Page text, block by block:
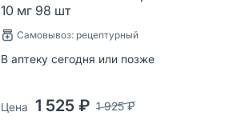
10 мг 98 шт
Самовывоз: рецептурный
В аптеку сегодня или позже
Цена 1 525 ₽ 1 925 ₽